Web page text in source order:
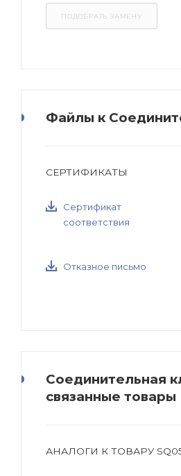
Файлы к
СЕРТИФИКАТЫ
Сертификат
соответствия
Отказное письмо
Соединительная
связанные товары
АНАЛОГИ К ТОВАРУ